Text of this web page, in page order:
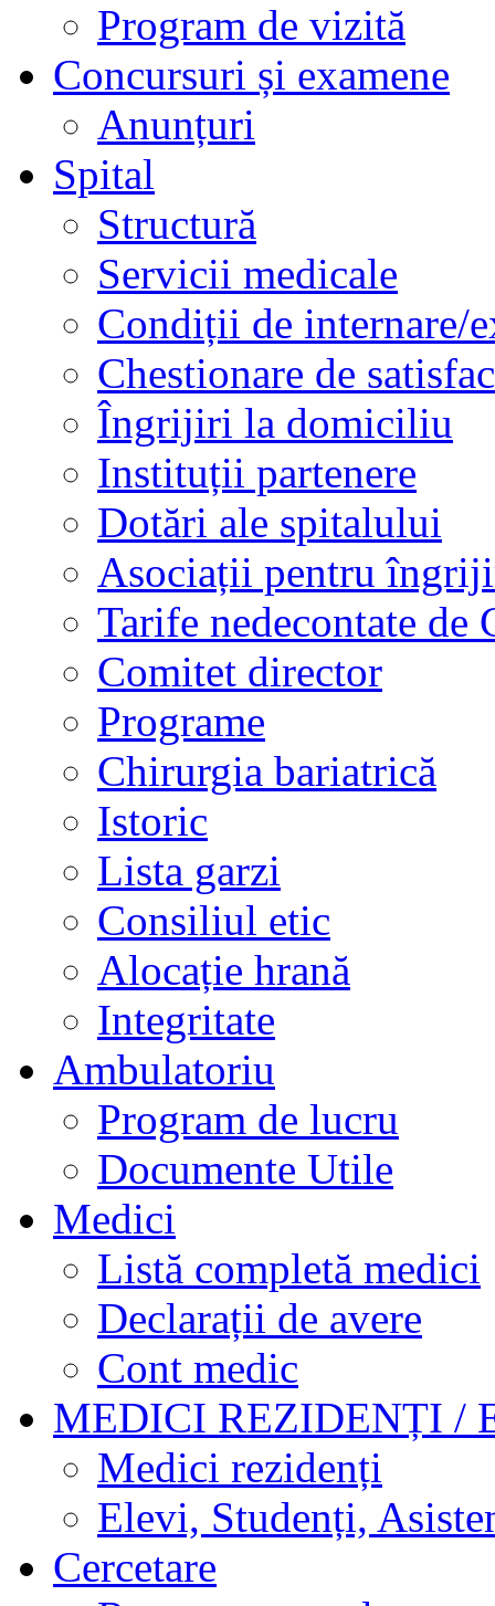
Program de vizită
Concursuri și examene
Anunțuri
Spital
Structură
Servicii medicale
Condiții de internare/
Chestionare de
Îngrijiri la domiciliu
Instituții partenere
Dotări ale spitalului
Asociații pentru
Tarife nedecontate de
Comitet director
Programe
Chirurgia bariatrică
Istoric
Lista garzi
Consiliul etic
Alocație hrană
Integritate
Ambulatoriu
Program de lucru
Documente Utile
Medici
Listă completă medici
Declarații de avere
Cont medic
MEDICI REZIDENȚI /
Medici rezidenți
Elevi, Studenți,
Cercetare